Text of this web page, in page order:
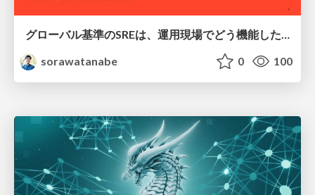
sorawatanabe
0 100